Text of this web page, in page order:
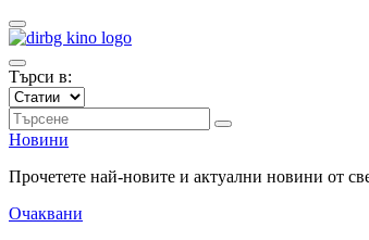
Търси в:
Новини
Прочетете най-новите и актуални новини от
Очаквани